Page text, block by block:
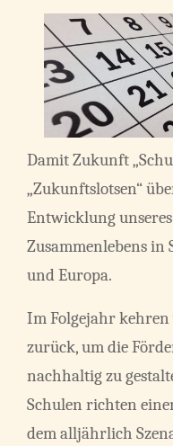
Damit Zukunft
„Zukunftslotsen“
Entwicklung
Zusammenlebens in
und Europa.
Im Folgejahr kehren
zurück, um die
nachhaltig zu
Schulen richten
dem alljährlich